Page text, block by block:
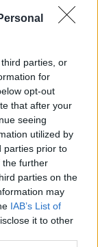
parties, or
for
opt-out
that after your
seeing
utilized by
parties prior to
the further
parties on the
may
IAB’s List of
it to other
allora se il
Questo non
la pastasciutta in
“.
umile… polenta.
morfologia.
dal tagliere e
i puntini neri”.
a fondere e
gustose, di un